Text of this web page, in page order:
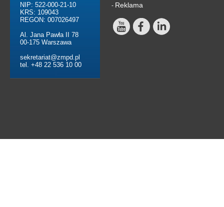
NIP: 522-000-21-10
KRS: 109043
REGON: 007026497
Al. Jana Pawła II 78
00-175 Warszawa
sekretariat@zmpd.pl
tel. +48 22 536 10 00
- Reklama